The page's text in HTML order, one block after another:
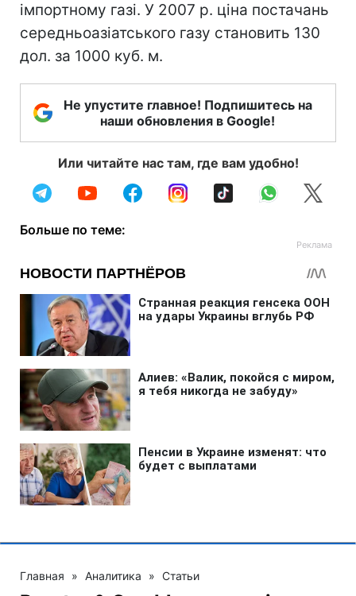
імпортному газі. У 2007 р. ціна постачань
середньоазіатського газу становить 130
дол. за 1000 куб. м.
Не упустите главное! Подпишитесь на
наши обновления в Google!
Или читайте нас там, где вам удобно!
Больше по теме:
Главная » Аналитика » Статьи